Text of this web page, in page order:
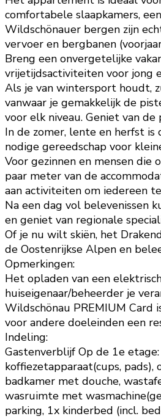
comfortabele slaapkamers,
Wildschönauer bergen zijn
vervoer en bergbanen
Breng een onvergetelijke
vrijetijdsactiviteiten voor jong
Als je van wintersport houdt,
vanwaar je gemakkelijk de
voor elk niveau. Geniet van
In de zomer, lente en herfst
nodige gereedschap voor
Voor gezinnen en mensen
paar meter van de
aan activiteiten om iedereen
Na een dag vol belevenissen
en geniet van regionale
Of je nu wilt skiën, het
de Oostenrijkse Alpen en
Opmerkingen:
Het opladen van een
huiseigenaar/beheerder je
Wildschönau PREMIUM
voor andere doeleinden een
Indeling:
Gastenverblijf Op de 1e
koffiezetapparaat(cups,
badkamer met douche,
wasruimte met
parking, 1x kinderbed (incl.